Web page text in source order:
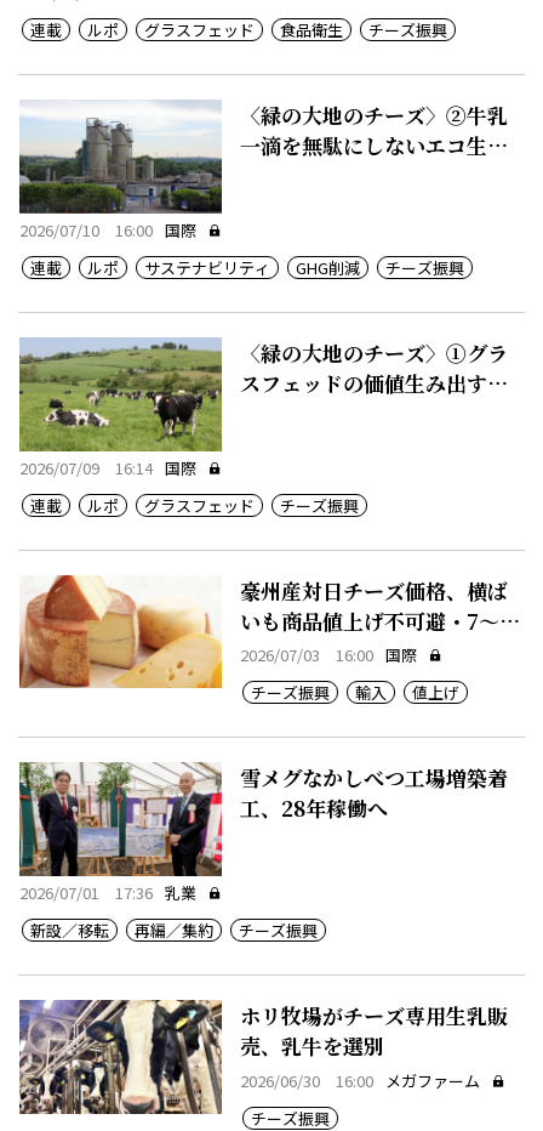
連載
ルポ グラスフェッド 食品衛生 チーズ振興
〈緑の大地のチーズ〉②牛乳
一滴を無駄にしないエコ生産
2026/07/10 16:00 国際
連載
ルポ サステナビリティ GHG削減 チーズ振興
〈緑の大地のチーズ〉①グラ
スフェッドの価値生み出す豊
2026/07/09 16:14 国際
連載
ルポ グラスフェッド チーズ振興
豪州産対日チーズ価格、横ば
いも商品値上げ不可避・7～12
月期
2026/07/03 16:00 国際
チーズ振興
輸入 値上げ
雪メグなかしべつ工場増築着
工、28年稼働へ
2026/07/01 17:36 乳業
新設／移転
再編／集約 チーズ振興
ホリ牧場がチーズ専用生乳販
売、乳牛を選別
2026/06/30 16:00
メガファーム
チーズ振興